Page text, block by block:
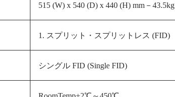
515 (W) x 540 (D) x 440 (H) mm－43.5kg
1. スプリット・スプリットレス (FID)
シングル FID (Single FID)